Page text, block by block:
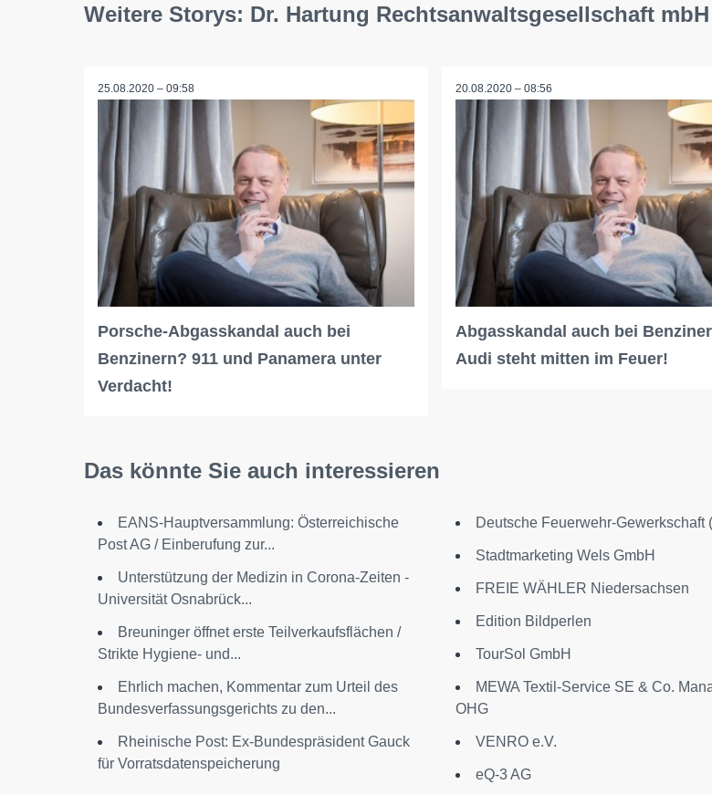
Weitere Storys: Dr. Hartung Rechtsanwaltsgesellschaft mbH
25.08.2020 – 09:58
Porsche-Abgasskandal auch bei
Benzinern? 911 und Panamera unter
Verdacht!
20.08.2020 – 08:56
Abgasskandal auch bei
Audi steht mitten im Feuer!
Das könnte Sie auch interessieren
EANS-Hauptversammlung: Österreichische
Post AG / Einberufung zur...
Unterstützung der Medizin in Corona-Zeiten -
Universität Osnabrück...
Breuninger öffnet erste Teilverkaufsflächen /
Strikte Hygiene- und...
Ehrlich machen, Kommentar zum Urteil des
Bundesverfassungsgerichts zu den...
Rheinische Post: Ex-Bundespräsident Gauck
für Vorratsdatenspeicherung
Deutsche Feuerwehr-Gewerkschaft
Stadtmarketing Wels GmbH
FREIE WÄHLER Niedersachsen
Edition Bildperlen
TourSol GmbH
MEWA Textil-Service SE & Co.
OHG
VENRO e.V.
eQ-3 AG